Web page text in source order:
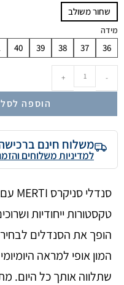
שחור משולב
מידה
36
37
38
39
40
-
+
הוספה לסל
משלוח חינם ברכישה
למדיניות משלוחים
טקסטורות ייחודיות
הופך את הסנדלים
המון אופי למראה
שתלווה אותך כל היום.